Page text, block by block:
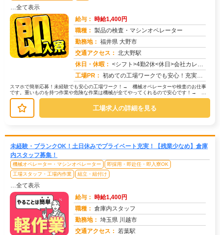
…全て表示
給与： 時給1,400円
職種： 製品の検査・マシンオペレーター
勤務地： 福井県 大野市
交通アクセス： 北大野駅
休日・休暇： <シフト>4勤2休<休日>会社カレンダーに準ずる
工場PR： 初めての工場ワークでも安心！充実の研修制度でしっかりサポートします。→未経験者多数活躍中！先輩スタッフが丁寧に指導...
スマホで簡単応募！未経験でも安心の工場ワーク！→ 機械オペレーターや検査のお仕事
です。重いものを持つ作業や危険な作業は機械が全てやってくれるので安心です！→ 具
体的には、機械に材料をセットしてボ...
工場求人の詳細を見る
未経験・ブランクOK！土日休みでプライベート充実！【残業少なめ】倉庫
内スタッフ募集！
機械オペレーター・マシンオペレーター
即採用・即赴任・即入寮OK
工場スタッフ・工場内作業
組立・組付け
…全て表示
給与： 時給1,400円
職種： 倉庫内スタッフ
勤務地： 埼玉県 川越市
交通アクセス： 若葉駅